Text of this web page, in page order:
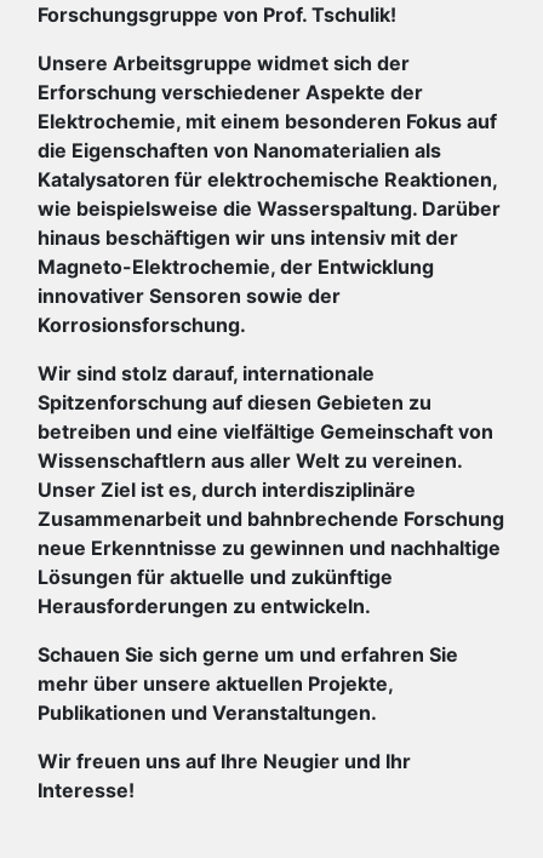
Forschungsgruppe von Prof. Tschulik!
Unsere Arbeitsgruppe widmet sich der
Erforschung verschiedener Aspekte der
Elektrochemie, mit einem besonderen Fokus auf
die Eigenschaften von Nanomaterialien als
Katalysatoren für elektrochemische Reaktionen,
wie beispielsweise die Wasserspaltung. Darüber
hinaus beschäftigen wir uns intensiv mit der
Magneto-Elektrochemie, der Entwicklung
innovativer Sensoren sowie der
Korrosionsforschung.
Wir sind stolz darauf, internationale
Spitzenforschung auf diesen Gebieten zu
betreiben und eine vielfältige Gemeinschaft von
Wissenschaftlern aus aller Welt zu vereinen.
Unser Ziel ist es, durch interdisziplinäre
Zusammenarbeit und bahnbrechende Forschung
neue Erkenntnisse zu gewinnen und nachhaltige
Lösungen für aktuelle und zukünftige
Herausforderungen zu entwickeln.
Schauen Sie sich gerne um und erfahren Sie
mehr über unsere aktuellen Projekte,
Publikationen und Veranstaltungen.
Wir freuen uns auf Ihre Neugier und Ihr
Interesse!